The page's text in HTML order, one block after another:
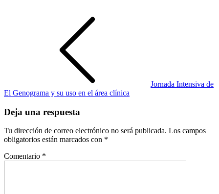
Jornada Intensiva de
El Genograma y su uso en el área clínica
Deja una respuesta
Tu dirección de correo electrónico no será publicada. Los campos
obligatorios están marcados con *
Comentario *